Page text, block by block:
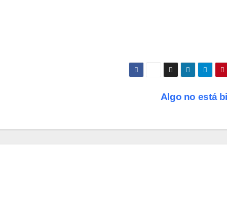
Algo no está